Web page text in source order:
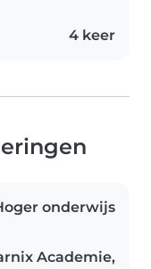
4 keer
onderwijs
Academie,